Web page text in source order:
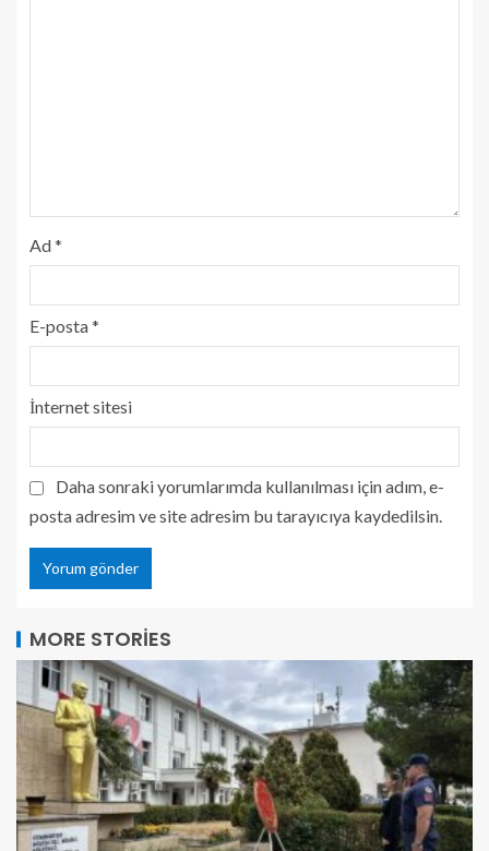
Ad*
E-posta*
İnternet sitesi
Daha sonraki yorumlarımda kullanılması için adım, e-
posta adresim ve site adresim bu tarayıcıya kaydedilsin.
MORE STORIES